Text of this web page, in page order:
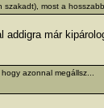
most a
már
azonnal megállsz...